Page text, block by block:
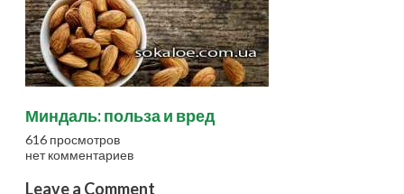
Миндаль: польза и вред
616 просмотров
нет комментариев
Leave a Comment